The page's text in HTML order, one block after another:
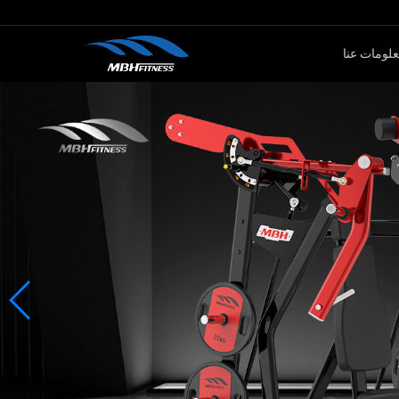
عنا
جهاز لياقة بدنية
جهاز إليبتيكال
سلسلةMTM
سلسلةXMDM